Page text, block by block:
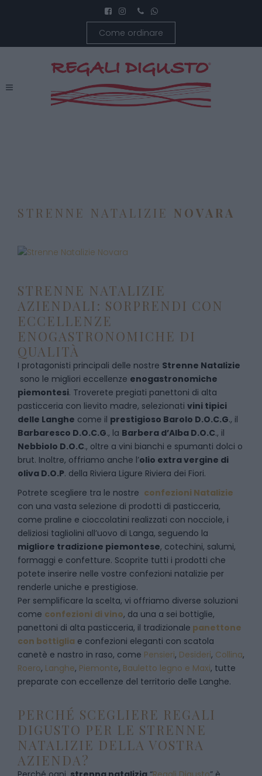
Come ordinare
STRENNE NATALIZIE NOVARA
STRENNE NATALIZIE
AZIENDALI: SORPRENDI CON
ECCELLENZE
ENOGASTRONOMICHE DI
QUALITÀ
I protagonisti principali delle nostre Strenne Natalizie
sono le migliori eccellenze enogastronomiche
piemontesi. Troverete pregiati panettoni di alta
pasticceria con lievito madre, selezionati vini tipici
delle Langhe come il prestigioso Barolo D.O.C.G., il
Barbaresco D.O.C.G., la Barbera d’Alba D.O.C., il
Nebbiolo D.O.C., oltre a vini bianchi e spumanti dolci o
brut. Inoltre, offriamo anche l’olio extra vergine di
oliva D.O.P. della Riviera Ligure Riviera dei Fiori.
Potrete scegliere tra le nostre confezioni Natalizie
con una vasta selezione di prodotti di pasticceria,
come praline e cioccolatini realizzati con nocciole, i
deliziosi tagliolini all’uovo di Langa, seguendo la
migliore tradizione piemontese, cotechini, salumi,
formaggi e confetture. Scoprite tutti i prodotti che
potete inserire nelle vostre confezioni natalizie per
renderle uniche e prestigiose.
Per semplificare la scelta, vi offriamo diverse soluzioni
come confezioni di vino, da una a sei bottiglie,
panettoni di alta pasticceria, il tradizionale panettone
con bottiglia e confezioni eleganti con scatola
canetè e nastro in raso, come Pensieri, Desideri, Collina,
Roero, Langhe, Piemonte, Bauletto legno e Maxi, tutte
preparate con eccellenze del territorio delle Langhe.
PERCHÉ SCEGLIERE REGALI
DIGUSTO PER LE STRENNE
NATALIZIE DELLA VOSTRA
AZIENDA?